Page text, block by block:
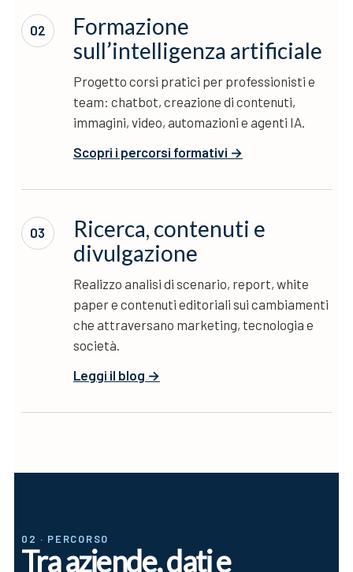
02
Formazione
sull’intelligenza artificiale
Progetto corsi pratici per professionisti e
team: chatbot, creazione di contenuti,
immagini, video, automazioni e agenti IA.
Scopri i percorsi formativi →
03
Ricerca, contenuti e
divulgazione
Realizzo analisi di scenario, report, white
paper e contenuti editoriali sui cambiamenti
che attraversano marketing, tecnologia e
società.
Leggi il blog →
02 · PERCORSO
Tra aziende, dati e